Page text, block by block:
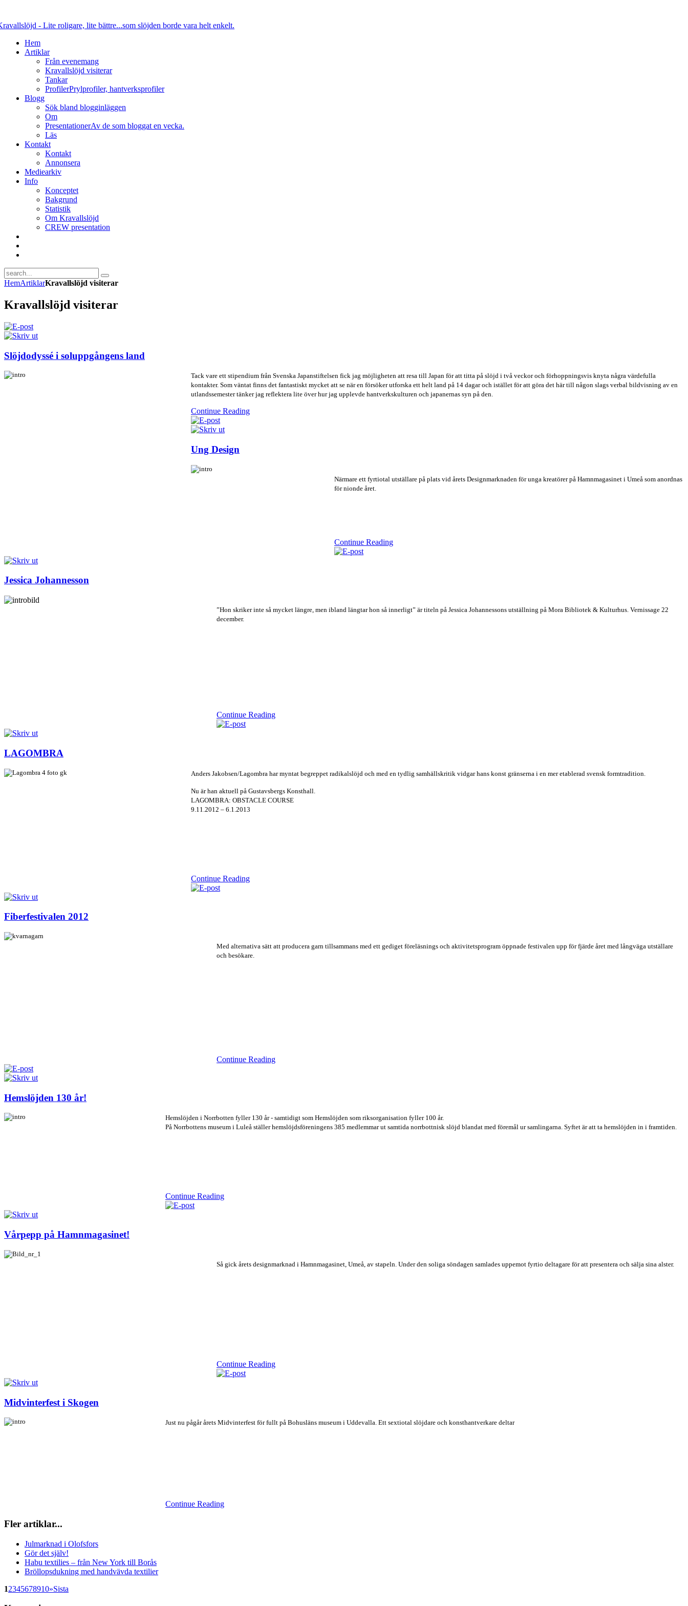
Hem
Artiklar
Från evenemang
Kravallslöjd visiterar
Tankar
ProfilerPrylprofiler, hantverksprofiler
Blogg
Sök bland blogginläggen
Om
PresentationerAv de som bloggat en vecka.
Läs
Kontakt
Kontakt
Annonsera
Mediearkiv
Info
Konceptet
Bakgrund
Statistik
Om Kravallslöjd
CREW presentation
HemArtiklarKravallslöjd visiterar
Kravallslöjd visiterar
Slöjdodyssé i soluppgångens land
Tack vare ett stipendium från Svenska Japanstiftelsen fick jag möjligheten att resa till Japan för att titta på slöjd i två veckor och förhoppningsvis knyta några värdefulla
kontakter. Som väntat finns det fantastiskt mycket att se när en försöker utforska ett helt land på 14 dagar och istället för att göra det här till någon slags verbal bildvisning av en
utlandssemester tänker jag reflektera lite över hur jag upplevde hantverkskulturen och japanernas syn på den.
Continue Reading
Ung Design
Närmare ett fyrtiotal utställare på plats vid årets Designmarknaden för unga kreatörer på Hamnmagasinet i Umeå som anordnas
för nionde året.
Continue Reading
Jessica Johannesson
”Hon skriker inte så mycket längre, men ibland längtar hon så innerligt” är titeln på Jessica Johannessons utställning på Mora Bibliotek & Kulturhus. Vernissage 22
december.
Continue Reading
LAGOMBRA
Anders Jakobsen/Lagombra har myntat begreppet radikalslöjd och med en tydlig samhällskritik vidgar hans konst gränserna i en mer etablerad svensk formtradition.
Nu är han aktuell på Gustavsbergs Konsthall.
LAGOMBRA: OBSTACLE COURSE
9.11.2012 – 6.1.2013
Continue Reading
Fiberfestivalen 2012
Med alternativa sätt att producera garn tillsammans med ett gediget föreläsnings och aktivitetsprogram öppnade festivalen upp för fjärde året med långväga utställare
och besökare.
Continue Reading
Hemslöjden 130 år!
Hemslöjden i Norrbotten fyller 130 år - samtidigt som Hemslöjden som riksorganisation fyller 100 år.
På Norrbottens museum i Luleå ställer hemslöjdsföreningens 385 medlemmar ut samtida norrbottnisk slöjd blandat med föremål ur samlingarna. Syftet är att ta hemslöjden in i framtiden.
Continue Reading
Vårpepp på Hamnmagasinet!
Så gick årets designmarknad i Hamnmagasinet, Umeå, av stapeln. Under den soliga söndagen samlades uppemot fyrtio deltagare för att presentera och sälja sina alster.
Continue Reading
Midvinterfest i Skogen
Just nu pågår årets Midvinterfest för fullt på Bohusläns museum i Uddevalla. Ett sextiotal slöjdare och konsthantverkare deltar
Continue Reading
Fler artiklar...
Julmarknad i Olofsfors
Gör det själv!
Habu textilies – från New York till Borås
Bröllopsdukning med handvävda textilier
12345678910»Sista